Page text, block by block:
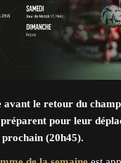
le retour du
pour leur
(20h45).